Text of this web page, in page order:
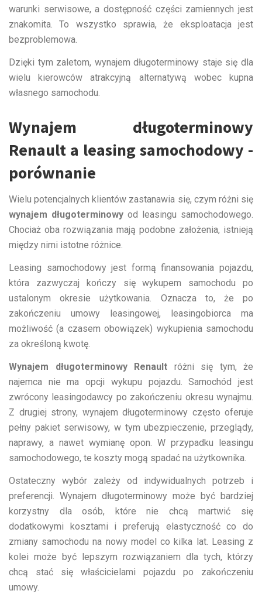
warunki serwisowe, a dostępność części zamiennych jest
znakomita. To wszystko sprawia, że eksploatacja jest
bezproblemowa.
Dzięki tym zaletom, wynajem długoterminowy staje się dla
wielu kierowców atrakcyjną alternatywą wobec kupna
własnego samochodu.
Wynajem długoterminowy
Renault a leasing samochodowy -
porównanie
Wielu potencjalnych klientów zastanawia się, czym różni się
wynajem długoterminowy od leasingu samochodowego.
Chociaż oba rozwiązania mają podobne założenia, istnieją
między nimi istotne różnice.
Leasing samochodowy jest formą finansowania pojazdu,
która zazwyczaj kończy się wykupem samochodu po
ustalonym okresie użytkowania. Oznacza to, że po
zakończeniu umowy leasingowej, leasingobiorca ma
możliwość (a czasem obowiązek) wykupienia samochodu
za określoną kwotę.
Wynajem długoterminowy Renault różni się tym, że
najemca nie ma opcji wykupu pojazdu. Samochód jest
zwrócony leasingodawcy po zakończeniu okresu wynajmu.
Z drugiej strony, wynajem długoterminowy często oferuje
pełny pakiet serwisowy, w tym ubezpieczenie, przeglądy,
naprawy, a nawet wymianę opon. W przypadku leasingu
samochodowego, te koszty mogą spadać na użytkownika.
Ostateczny wybór zależy od indywidualnych potrzeb i
preferencji. Wynajem długoterminowy może być bardziej
korzystny dla osób, które nie chcą martwić się
dodatkowymi kosztami i preferują elastyczność co do
zmiany samochodu na nowy model co kilka lat. Leasing z
kolei może być lepszym rozwiązaniem dla tych, którzy
chcą stać się właścicielami pojazdu po zakończeniu
umowy.